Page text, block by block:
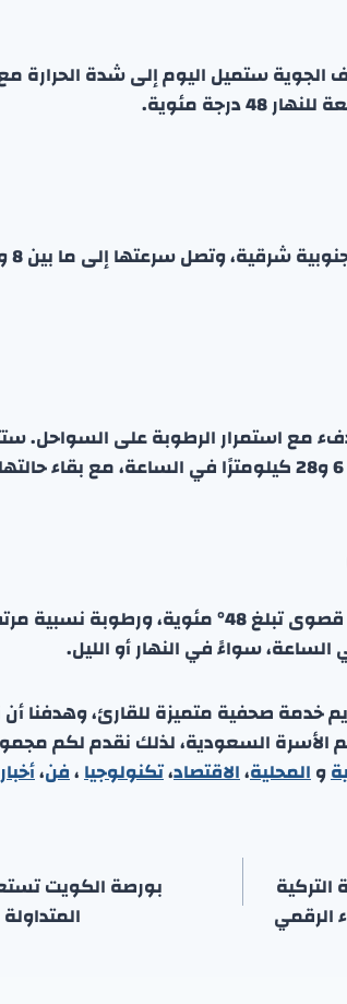
الجوية ستميل اليوم إلى شدة
مئوية.
مع استمرار الرطوبة على السواحل.
باختصار، سيتسم الطقس اليوم بدرجات حرارة قصوى تبلغ
صحفية متميزة للقارئ، وهدفنا أن
الأسرة السعودية، لذلك نقدم لكم
والمحلية،الاقتصاد،تكنولوجيا،فن،
الرقمي
بورصة الكويت